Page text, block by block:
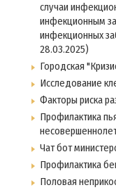
случаи
инфекционным
инфекционных
28.03.2025)
Городская
Исследование
Факторы риска
Профилактика
Чат бот
Профилактика
Половая